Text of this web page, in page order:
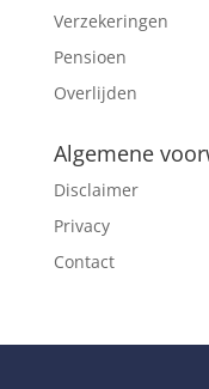
Verzekeringen
Pensioen
Overlijden
Algemene
Disclaimer
Privacy
Contact